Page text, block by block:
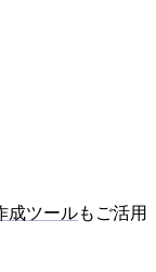
成ツールもご活用